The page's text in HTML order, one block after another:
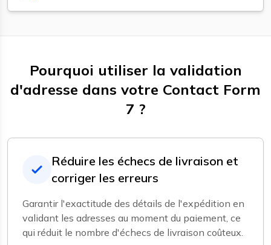
Pourquoi utiliser la validation
d'adresse dans votre Contact Form
7 ?
Réduire les échecs de livraison et
corriger les erreurs
Garantir l'exactitude des détails de l'expédition en
validant les adresses au moment du paiement, ce
qui réduit le nombre d'échecs de livraison coûteux.